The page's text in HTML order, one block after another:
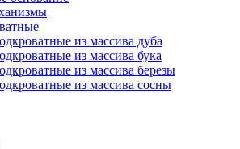
из массива дуба
из массива бука
из массива березы
из массива сосны